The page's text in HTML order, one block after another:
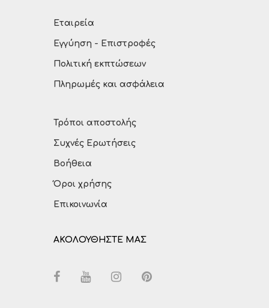
Εταιρεία
Εγγύηση - Επιστροφές
Πολιτική εκπτώσεων
Πληρωμές και ασφάλεια
Τρόποι αποστολής
Συχνές Ερωτήσεις
Βοήθεια
Όροι χρήσης
Επικοινωνία
ΑΚΟΛΟΥΘΗΣΤΕ ΜΑΣ